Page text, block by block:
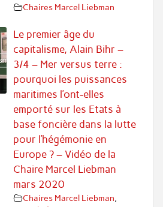
Chaires Marcel Liebman
Le premier âge du
capitalisme, Alain Bihr –
3/4 – Mer versus terre :
pourquoi les puissances
maritimes l’ont-elles
emporté sur les Etats à
base foncière dans la lutte
pour l’hégémonie en
Europe ? – Vidéo de la
Chaire Marcel Liebman
mars 2020
Chaires Marcel Liebman